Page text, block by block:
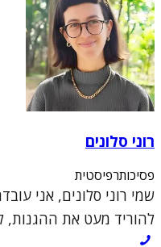
רוני סלונים
פסיכותרפיסטית
שמי רוני סלונים, אני
להוריד מעט את ההגנות,